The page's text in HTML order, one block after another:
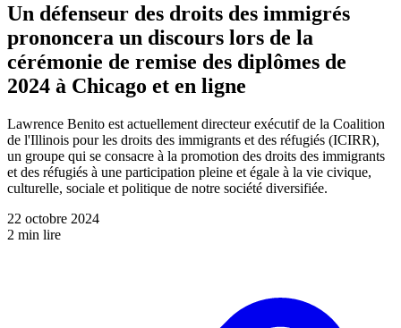
Un défenseur des droits des immigrés
prononcera un discours lors de la
cérémonie de remise des diplômes de
2024 à Chicago et en ligne
Lawrence Benito est actuellement directeur exécutif de la Coalition
de l'Illinois pour les droits des immigrants et des réfugiés (ICIRR),
un groupe qui se consacre à la promotion des droits des immigrants
et des réfugiés à une participation pleine et égale à la vie civique,
culturelle, sociale et politique de notre société diversifiée.
22 octobre 2024
2 min lire